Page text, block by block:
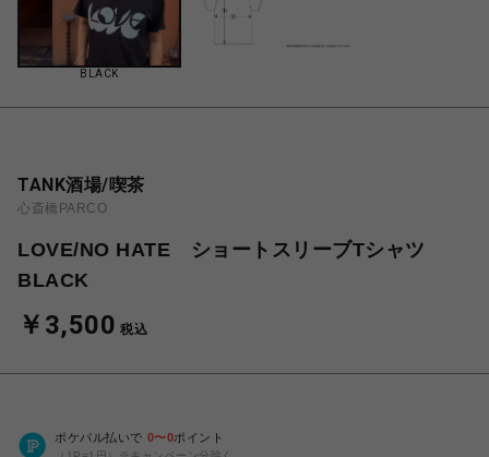
BLACK
TANK酒場/喫茶
心斎橋PARCO
LOVE/NO HATE ショートスリーブTシャツ
BLACK
￥3,500 税込
ポケパル払いで 0〜0ポイント